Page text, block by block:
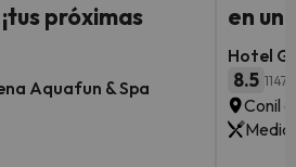
próximas
Aquafun & Spa
en un
Hotel
8.5 1147
Conil
Media